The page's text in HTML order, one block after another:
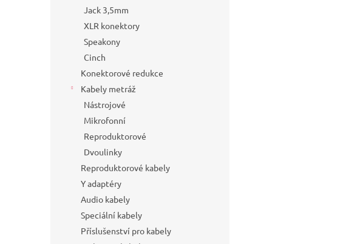
Jack 3,5mm
XLR konektory
Speakony
Cinch
Konektorové redukce
Kabely metráž
Nástrojové
Mikrofonní
Reproduktorové
Dvoulinky
Reproduktorové kabely
Y adaptéry
Audio kabely
Speciální kabely
Příslušenství pro kabely